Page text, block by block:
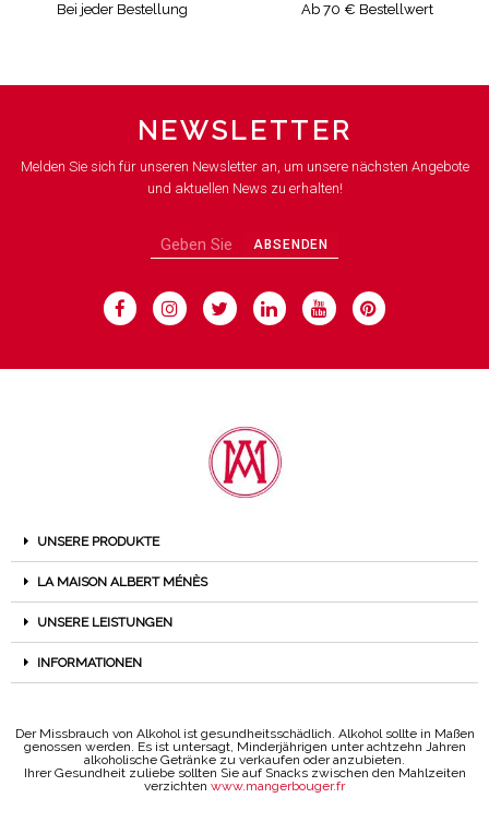
Bei jeder Bestellung Ab 70 € Bestellwert
NEWSLETTER
Melden Sie sich für unseren Newsletter an, um unsere nächsten Angebote
und aktuellen News zu erhalten!
ABSENDEN
UNSERE PRODUKTE
LA MAISON ALBERT MÉNÈS
UNSERE LEISTUNGEN
INFORMATIONEN
Der Missbrauch von Alkohol ist gesundheitsschädlich. Alkohol sollte in Maßen
genossen werden. Es ist untersagt, Minderjährigen unter achtzehn Jahren
alkoholische Getränke zu verkaufen oder anzubieten.
Ihrer Gesundheit zuliebe sollten Sie auf Snacks zwischen den Mahlzeiten
verzichten www.mangerbouger.fr